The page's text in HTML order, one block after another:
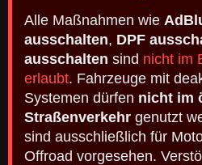
Alle Maßnahmen wie
ausschalten, DPF
ausschalten sind nicht im
erlaubt. Fahrzeuge mit
Systemen dürfen nicht im
Straßenverkehr genutzt
sind ausschließlich für
Offroad vorgesehen.